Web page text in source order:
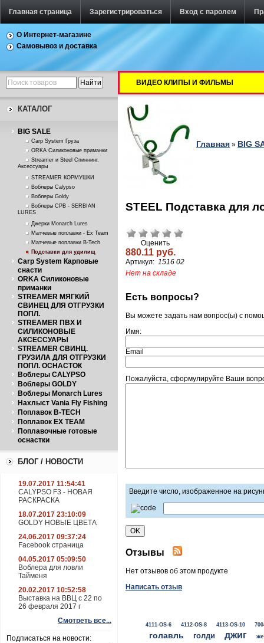
Главная страница Зарегистрироваться Вход с паролем
О Интернет-магазине
Самовывоз и доставка
КАТАЛОГ
BIG SALE
Carp System Груза
ORKA Силиконовые приманки
Streamer и Steel Спиннинг.
Аксессуары
STREAMER КОРМУШКИ
Воблеры Calypso
Воблеры Goldy
Воблеры СРВ - SERBIAN
LURES
Джерки Monarch Lures
Матчевые поплавки - Ex Team
Матчевые поплавки B-Tech
Подставки для удилищ
Carp System Карповые
снасти
ORKA Силиконовые
приманки
STREAMER МЯГКИЙ
СВИНЕЦ ДЛЯ ОТГРУЗКИ
ПОПЛ.
STREAMER ПВХ И
СИЛИКОНОВЫЕ
АКСЕССУАРЫ
STREAMER СВИНЦ.
ГРУЗИЛА ДЛЯ ОТГРУЗКИ
ПОПЛ. ОСНАСТОК
Воблеры CALYPSO
Воблеры GOLDY
Воблеры Monarch Lures
Нахлыст Vania Fly Fishing
Поплавок B-TECH
Поплавок EX TEAM
Поплавочные готовые
оснастки
БЛОГ / НОВОСТИ
19.07.2017 11:54:41
CALYPSO F3 - НОВАЯ
РАСКРАСКА
18.07.2017 23:10:09
GOLDY НОВЫЕ ЦВЕТА
24.06.2017 09:37:24
Facebook страница
04.05.2017 05:09:50
Воблера для ловли
Тайменя
20.02.2017 10:52:58
Выставка на ВВЦ с 22 по
26 февраля 2017 г
Смотреть все...
Подписаться на новости:
ВИДЕО КЛИПЫ И ФИЛЬМЫ
Главная » BIG
STEEL Подставка для
Оценить
880.11 руб.
Артикул: 1516 02
Нет на складе
Есть вопросы?
Вы можете задать нам вопрос(ы) с
Имя:
Email
Пожалуйста, сформулируйте Ваши
Введите число, изображенное на
Отзывы
Нет отзывов об этом продукте
Написать отзыв
4111-OS-6 4112-OS-8 4113-OS-10
голавль голди джиг